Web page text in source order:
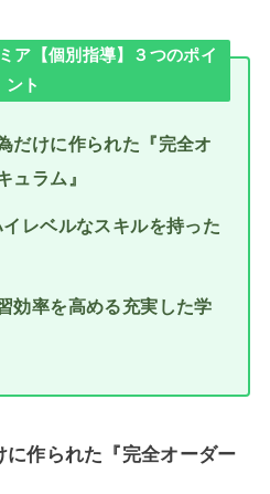
ア【個別指導】３つのポイ
ント
だけに作られた『完全オ
ュラム』
レベルなスキルを持った
効率を高める充実した学
作られた『完全オーダー